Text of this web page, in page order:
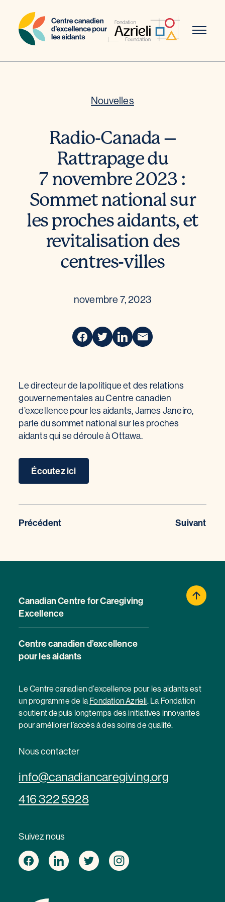
Nouvelles
Radio-Canada –
Rattrapage du
7 novembre 2023 :
Sommet national sur
les proches aidants, et
revitalisation des
centres-villes
novembre 7, 2023
Le directeur de la politique et des relations
gouvernementales au Centre canadien
d’excellence pour les aidants, James Janeiro,
parle du sommet national sur les proches
aidants qui se déroule à Ottawa.
Écoutez ici
Précédent Suivant
Canadian Centre for Caregiving
Excellence
Centre canadien d’excellence
pour les aidants
Le Centre canadien d’excellence pour les aidants est
un programme de la Fondation Azrieli. La Fondation
soutient depuis longtemps des initiatives innovantes
pour améliorer l’accès à des soins de qualité.
Nous contacter
info@canadiancaregiving.org
416 322 5928
Suivez nous